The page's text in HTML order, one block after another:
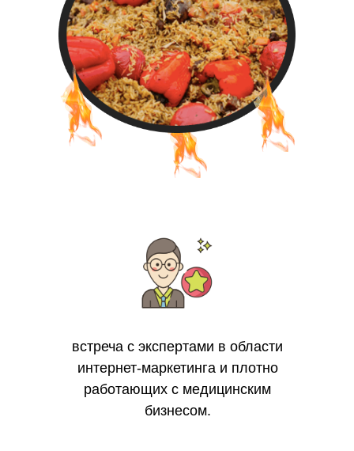
встреча с экспертами в области
интернет-маркетинга и плотно
работающих с медицинским
бизнесом.